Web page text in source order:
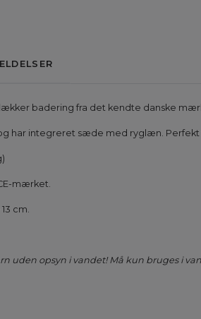
badering fra det kendte danske
har integreret sæde med ryglæn.
mærket.
cm.
uden opsyn i vandet! Må kun bruges i